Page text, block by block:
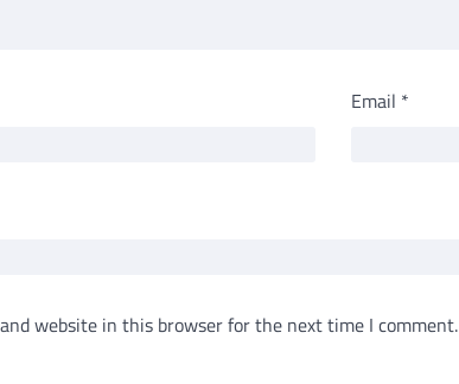
Email *
website in this browser for the next time I comment.